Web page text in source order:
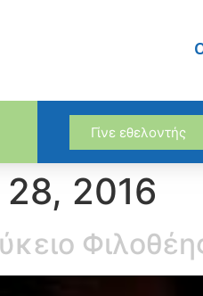
Γίνε εθελοντής
2016